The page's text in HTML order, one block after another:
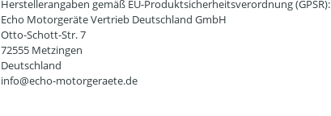
Herstellerangaben gemäß EU-Produktsicherheitsverordnung (GPSR):
Echo Motorgeräte Vertrieb Deutschland GmbH
Otto-Schott-Str. 7
72555 Metzingen
Deutschland
info@echo-motorgeraete.de